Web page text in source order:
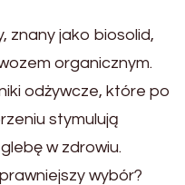
znany jako biosolid,
organicznym.
odżywcze, które po
stymulują
w zdrowiu.
wybór?